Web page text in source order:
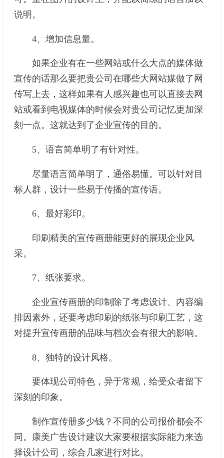
说明。
4、增加信息量。
如果企业有在一些网站或什么大点的媒体做
宣传的话那么要把贵公司在哪些大网站媒做了网
传写上去，这样如果有人感兴趣也可以直接去网
站或看到电视媒体的时候会对贵公司记忆更加深
刻一点。这就达到了企业宣传的目的。
5、语言简单明了有针对性。
尽量语言简单明了，通俗易懂。可以针对目
标人群，设计一些易于传播的宣传语。
6、最好彩印。
印刷精美的宣传画册能更好的展现企业风
采。
7、纸张要求。
企业宣传画册的印制除了考虑设计、内容编
排因素外，还要考虑印刷的纸张与印刷工艺，这
对提升宣传画册的品味与档次会有很大的影响。
8、独特的设计风格。
要体现公司特色，异于常规，给受众者留下
深刻的印象。
制作宣传册多少钱？不同的公司报价都会不
同。康美广告设计建议大家要根据实际能力来选
择设计公司，综合几家进行对比。